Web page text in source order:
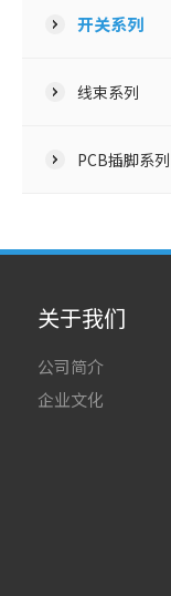
开关系列
线束系列
PCB插脚系列
关于我们
公司简介
企业文化